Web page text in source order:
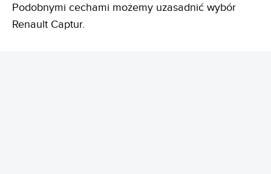
Podobnymi cechami możemy uzasadnić wybór
Renault Captur.